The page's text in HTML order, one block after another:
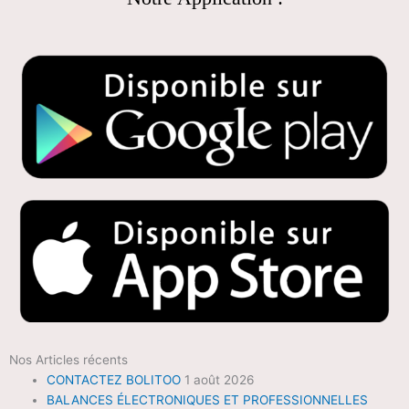
Nos Articles récents
CONTACTEZ BOLITOO 1 août 2026
BALANCES ÉLECTRONIQUES ET PROFESSIONNELLES